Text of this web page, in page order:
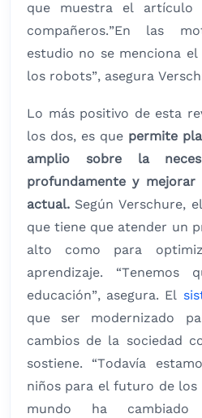
que muestra el artículo
compañeros.”En las
estudio no se menciona
los robots”, asegura
Lo más positivo de esta
los dos, es que permite
amplio sobre la
profundamente y
actual. Según Verschure,
que tiene que atender un
alto como para
aprendizaje. “Tenemos
educación”, asegura. El
que ser modernizado
cambios de la sociedad
sostiene. “Todavía
niños para el futuro de los
mundo ha cambiado